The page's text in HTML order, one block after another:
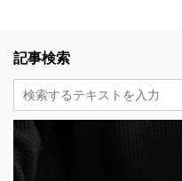
記事検索